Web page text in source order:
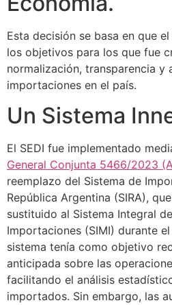
Esta decisión se basa en que
los objetivos para los que fue
normalización, transparencia y
importaciones en el país.
Un Sistema
El SEDI fue implementado
General Conjunta 5466/2023
reemplazo del Sistema de
República Argentina (SIRA),
sustituido al Sistema Integral
Importaciones (SIMI) durante
sistema tenía como objetivo
anticipada sobre las
facilitando el análisis
importados. Sin embargo, las